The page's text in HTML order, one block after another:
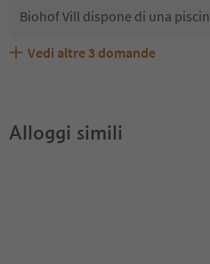
Biohof Vill dispone di una
Biohof Vill accetta animali
Quali servizi/attività sono
Gli ospiti di Biohof Vill ricevono
Vedi altre 3 domande
Alloggi simili